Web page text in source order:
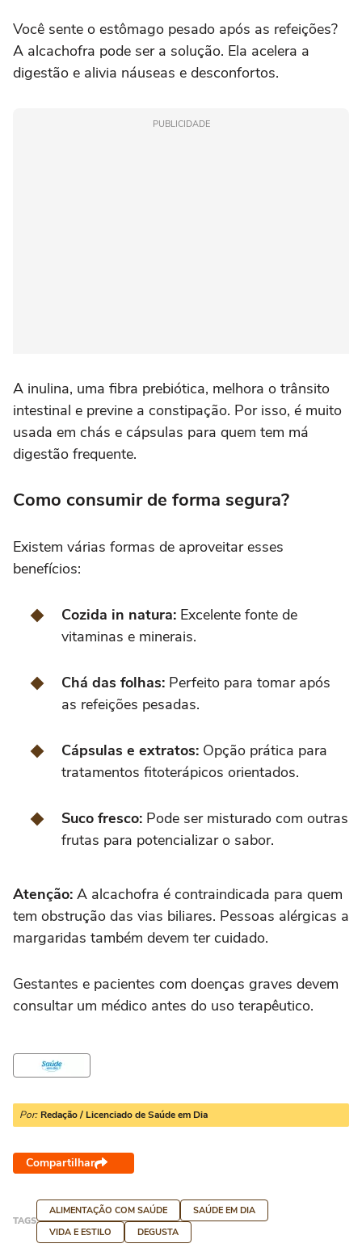
Você sente o estômago pesado após as refeições?
A alcachofra pode ser a solução. Ela acelera a
digestão e alivia náuseas e desconfortos.
PUBLICIDADE
A inulina, uma fibra prebiótica, melhora o trânsito
intestinal e previne a constipação. Por isso, é muito
usada em chás e cápsulas para quem tem má
digestão frequente.
Como consumir de forma segura?
Existem várias formas de aproveitar esses
benefícios:
Cozida in natura: Excelente fonte de
vitaminas e minerais.
Chá das folhas: Perfeito para tomar após
as refeições pesadas.
Cápsulas e extratos: Opção prática para
tratamentos fitoterápicos orientados.
Suco fresco: Pode ser misturado com outras
frutas para potencializar o sabor.
Atenção: A alcachofra é contraindicada para quem
tem obstrução das vias biliares. Pessoas alérgicas a
margaridas também devem ter cuidado.
Gestantes e pacientes com doenças graves devem
consultar um médico antes do uso terapêutico.
Por: Redação / Licenciado de Saúde em Dia
Compartilhar
TAGS
ALIMENTAÇÃO COM SAÚDE
SAÚDE EM DIA
VIDA E ESTILO
DEGUSTA